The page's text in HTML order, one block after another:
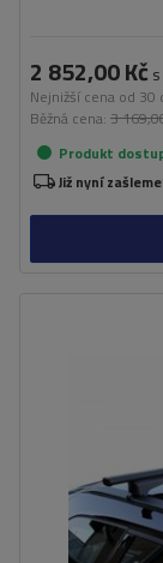
2 852,00 Kč
Nejnižší cena od 30
Běžná cena: 3
Produkt
Již nyní zašleme